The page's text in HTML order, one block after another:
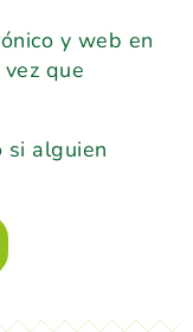
y web en
que
si alguien